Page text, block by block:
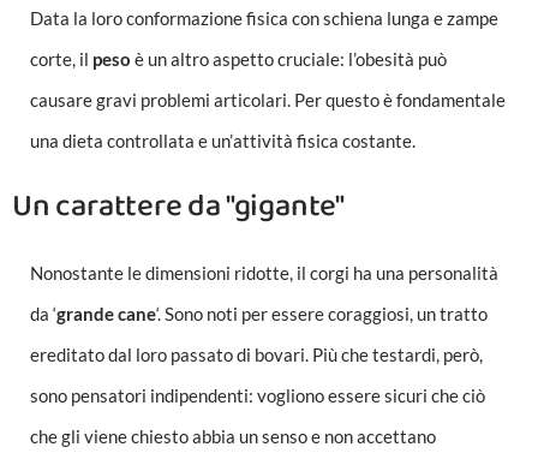
Data la loro conformazione fisica con schiena lunga e zampe
corte, il peso è un altro aspetto cruciale: l’obesità può
causare gravi problemi articolari. Per questo è fondamentale
una dieta controllata e un’attività fisica costante.
Un carattere da "gigante"
Nonostante le dimensioni ridotte, il corgi ha una personalità
da ‘grande cane‘. Sono noti per essere coraggiosi, un tratto
ereditato dal loro passato di bovari. Più che testardi, però,
sono pensatori indipendenti: vogliono essere sicuri che ciò
che gli viene chiesto abbia un senso e non accettano